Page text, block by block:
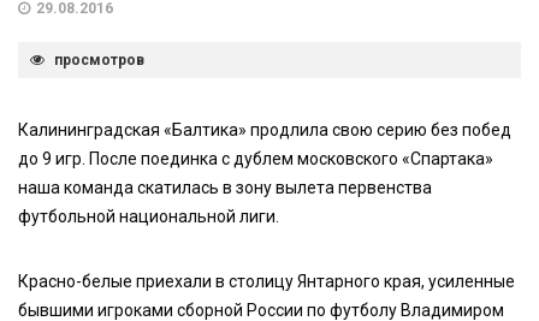
29.08.2016
просмотров
Калининградская «Балтика» продлила свою серию без побед
до 9 игр. После поединка с дублем московского «Спартака»
наша команда скатилась в зону вылета первенства
футбольной национальной лиги.
Красно-белые приехали в столицу Янтарного края, усиленные
бывшими игроками сборной России по футболу Владимиром